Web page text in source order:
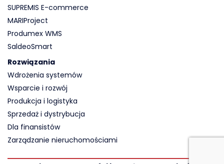
SUPREMIS E-commerce
MARIProject
Produmex WMS
SaldeoSmart
Rozwiązania
Wdrożenia systemów
Wsparcie i rozwój
Produkcja i logistyka
Sprzedaż i dystrybucja
Dla finansistów
Zarządzanie nieruchomościami